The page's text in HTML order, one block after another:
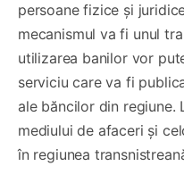
persoane fizice și
mecanismul va fi unul
utilizarea banilor vor
serviciu care va fi
ale băncilor din regiune.
mediului de afaceri și
în regiunea